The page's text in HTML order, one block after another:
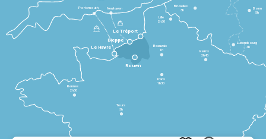
Le Havre
Dieppe
Le Tréport
Rennes
2h30
Tours
3h
Paris
1h30
Beauvais
1h
Reims
2h45
Lille
2h30
Bruxelles
3h
Newhaven
Portsmouth
Bonn
5h
Luxembourg
4h
Rouen